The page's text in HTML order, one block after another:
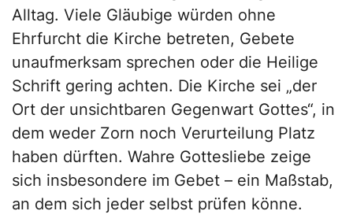
Alltag. Viele Gläubige würden ohne
Ehrfurcht die Kirche betreten, Gebete
unaufmerksam sprechen oder die Heilige
Schrift gering achten. Die Kirche sei „der
Ort der unsichtbaren Gegenwart Gottes“, in
dem weder Zorn noch Verurteilung Platz
haben dürften. Wahre Gottesliebe zeige
sich insbesondere im Gebet – ein Maßstab,
an dem sich jeder selbst prüfen könne.